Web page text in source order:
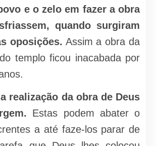
e o zelo em fazer a obra
quando surgiram
oposições. Assim a obra da
templo ficou inacabada por
realização da obra de Deus
Estas podem abater o
a até faze-los parar de